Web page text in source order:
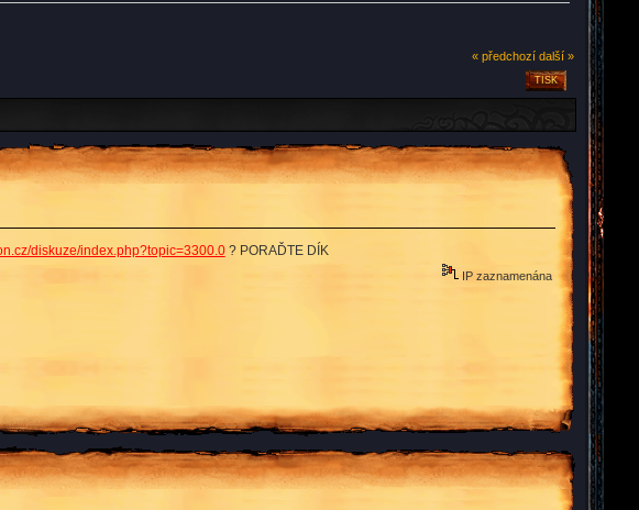
« předchozí další »
TISK
diskuze/index.php?topic=3300.0? PORAĎTE DÍK
IP zaznamenána